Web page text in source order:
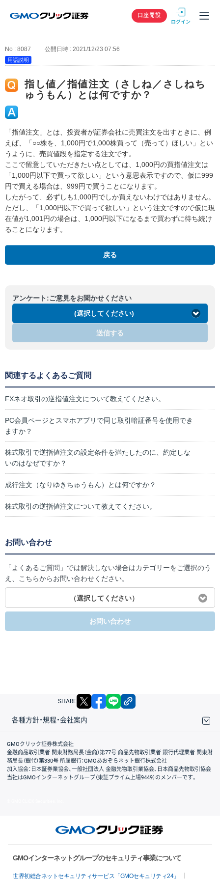
GMOクリック
口座開設
No : 8087 公開日時 : 2021/12/23 07:56
用語説明
指し値／指値注文（さしね／さしねち
ゅうもん）とは何ですか？
「指値注文」とは、投資者が証券会社に売買注文を出すときに、例
えば、「○○株を、1,000円で1,000株買って（売って）ほしい」とい
うように、売買値段を指定する注文です。
ここで留意していただきたい点としては、1,000円の買指値注文は
「1,000円以下で買って欲しい」という意思表示ですので、仮に999
円で買える場合は、999円で買うことになります。
したがって、必ずしも1,000円でしか買えないわけではありません。
ただし、「1,000円以下で買って欲しい」という注文ですので仮に現
在値が1,001円の場合は、1,000円以下になるまで買わずに待ち続け
ることになります。
戻る
アンケート:ご意見をお聞かせください
(選択してください)
送信する
関連するよくあるご質問
FXネオ取引の逆指値注文について教えてください。
PC会員ページとスマホアプリで同じ取引暗証番号を使用でき
ますか？
株式取引で逆指値注文の設定条件を満たしたのに、約定しな
いのはなぜですか？
成行注文（なりゆきちゅうもん）とは何ですか？
株式取引の逆指値注文について教えてください。
お問い合わせ
「よくあるご質問」では解決しない場合はカテゴリーをご選択のう
え、こちらからお問い合わせください。
（選択してください）
お問い合わせ
SHARE X facebook
各種方針・規程・会社案内
取引規程・約款
サイトマップ
その他のご案内
個人情報保護方針
最良執行方針
サイトのご利用について
ディスクレイマー
信託保全
リスク説明
会社案内
GMOクリック証券株式会社
金融商品取引業者 関東財務局長（金商）第77号 商品先物取引業者 銀行代理業者 関東財
務局長（銀代）第330号 所属銀行：GMOあおぞらネット銀行株式会社
加入協会：日本証券業協会、一般社団法人 金融先物取引業協会、日本商品先物取引協会
当社はGMOインターネットグループ（東証プライム上場9449）のメンバーです。
GMOインターネットグループのセキュリティ事業について
世界初総合ネットセキュリティサービス「GMOセキュリティ24」